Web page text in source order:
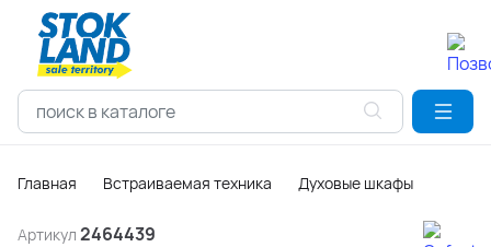
Главная Встраиваемая техника Духовые шкафы
Артикул 2464439